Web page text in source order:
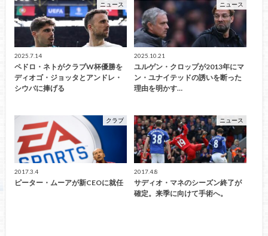
ニュース
2025.7.14
ペドロ・ネトがクラブW杯優勝を
ディオゴ・ジョッタとアンドレ・
シウバに捧げる
ニュース
2025.10.21
ユルゲン・クロップが2013年にマ
ン・ユナイテッドの誘いを断った
理由を明かす…
クラブ
2017.3.4
ピーター・ムーアが新CEOに就任
ニュース
2017.4.8
サディオ・マネのシーズン終了が
確定。来季に向けて手術へ。